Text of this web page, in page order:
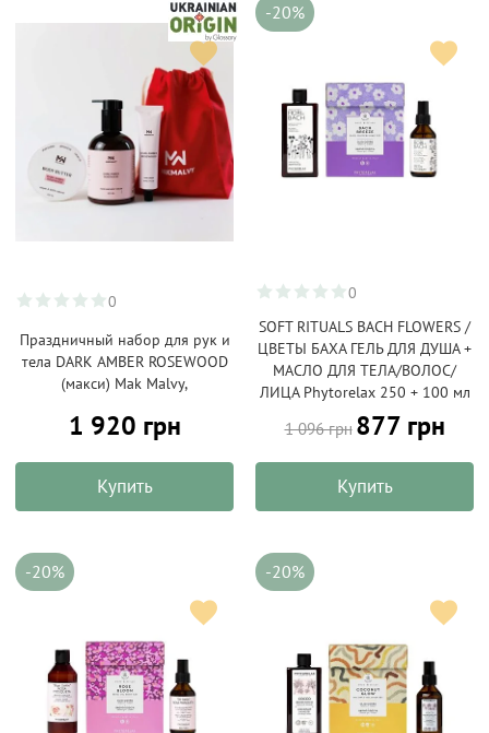
0
Праздничный набор для рук и
тела DARK AMBER ROSEWOOD
(макси) Mak Malvy,
1 920 грн
Купить
-20%
0
SOFT RITUALS BACH FLOWERS /
ЦВЕТЫ БАХА ГЕЛЬ ДЛЯ ДУША +
МАСЛО ДЛЯ ТЕЛА/ВОЛОС/
ЛИЦА Phytorelax 250 + 100 мл
1 096 грн 877 грн
Купить
-20% -20%